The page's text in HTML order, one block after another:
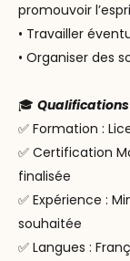
promouvoir
• Travailler
• Organiser des
🎓
✅ Formation :
✅ Certification
finalisée
✅ Expérience :
souhaitée
✅ Langues :